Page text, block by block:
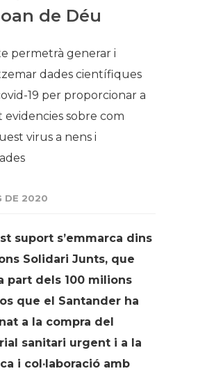
de Déu
permetrà generar i
dades científiques
19 per proporcionar a
evidencies sobre com
virus a nens i
DE 2020
suport s’emmarca dins
Solidari Junts, que
part dels 100 milions
que el Santander ha
a la compra del
sanitari urgent i a la
i col·laboració amb